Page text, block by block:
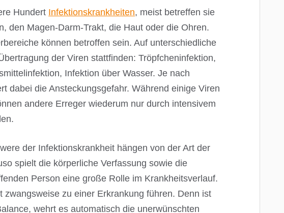
Hundert Infektionskrankheiten, meist betreffen sie
den Magen-Darm-Trakt, die Haut oder die Ohren.
können betroffen sein. Auf unterschiedliche
der Viren stattfinden: Tröpfcheninfektion,
Infektion über Wasser. Je nach
dabei die Ansteckungsgefahr. Während einige Viren
andere Erreger wiederum nur durch intensivem
der Infektionskrankheit hängen von der Art der
spielt die körperliche Verfassung sowie die
Person eine große Rolle im Krankheitsverlauf.
zwangsweise zu einer Erkrankung führen. Denn ist
wehrt es automatisch die unerwünschten